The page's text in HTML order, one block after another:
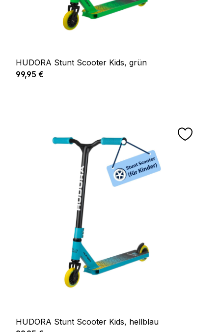
HUDORA Stunt Scooter Kids, grün
Regulärer Preis:
99,95 €
HUDORA Stunt Scooter Kids, hellblau